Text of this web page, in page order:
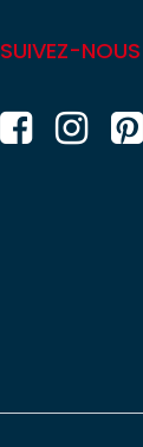
SUIVEZ-NOUS